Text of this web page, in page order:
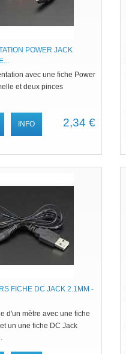
POWER JACK
avec une fiche Power
et deux pinces
2,34 €
INFO
FICHE DC JACK 2.1MM -
d'un mètre avec une fiche
un une fiche DC Jack